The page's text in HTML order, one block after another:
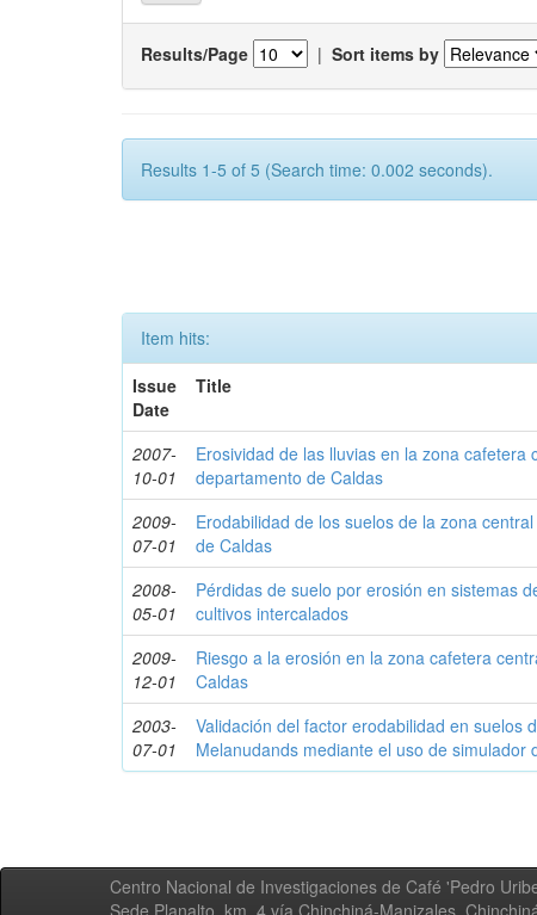
Results/Page | Sort items by
Results 1-5 of 5 (Search time: 0.002 seconds).
Item hits:
Issue
Date
Title
2007-
10-01
Erosividad de las lluvias en la zona cafetera
departamento de Caldas
2009-
07-01
Erodabilidad de los suelos de la zona
de Caldas
2008-
05-01
Pérdidas de suelo por erosión en sistemas
cultivos intercalados
2009-
12-01
Riesgo a la erosión en la zona cafetera
Caldas
2003-
07-01
Validación del factor erodabilidad en suelos
Melanudands mediante el uso de simulador
Centro Nacional de Investigaciones de Café 'Pedro
Sede Planalto, km. 4 vía Chinchiná-Manizales.